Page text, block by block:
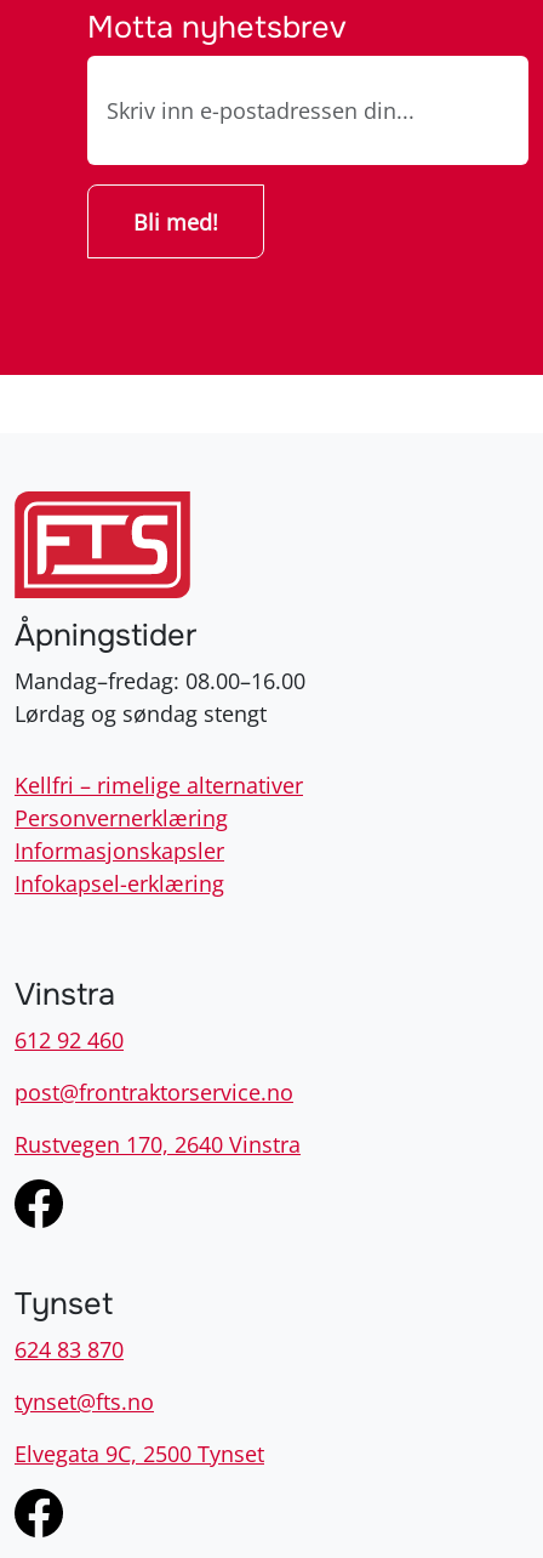
Motta nyhetsbrev
Åpningstider
Mandag–fredag: 08.00–16.00
Lørdag og søndag stengt
Kellfri – rimelige alternativer
Personvernerklæring
Informasjonskapsler
Infokapsel-erklæring
Vinstra
612 92 460
post@frontraktorservice.no
Rustvegen 170, 2640 Vinstra
Tynset
624 83 870
tynset@fts.no
Elvegata 9C, 2500 Tynset